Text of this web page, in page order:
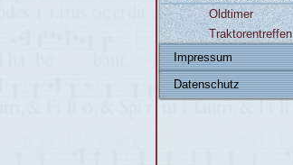
Oldtimer
Traktorentreffen
Impressum
Datenschutz